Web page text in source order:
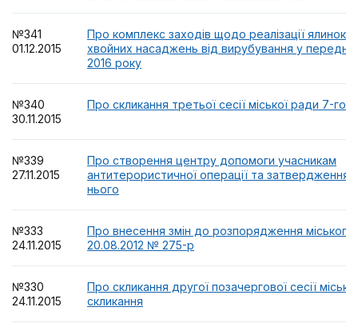
№341
01.12.2015
Про комплекс заходів щодо реалізації ялинок
хвойних насаджень від вирубування у
2016 року
№340
30.11.2015
Про скликання третьої сесії міської ради 7-го
№339
27.11.2015
Про створення центру допомоги учасникам
антитерористичної операції та
нього
№333
24.11.2015
Про внесення змін до розпорядження міського
20.08.2012 № 275-р
№330
24.11.2015
Про скликання другої позачергової сесії
скликання